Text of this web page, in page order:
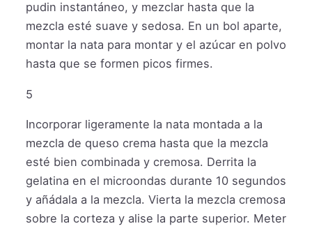
pudin instantáneo, y mezclar hasta que la
mezcla esté suave y sedosa. En un bol aparte,
montar la nata para montar y el azúcar en polvo
hasta que se formen picos firmes.
5
Incorporar ligeramente la nata montada a la
mezcla de queso crema hasta que la mezcla
esté bien combinada y cremosa. Derrita la
gelatina en el microondas durante 10 segundos
y añádala a la mezcla. Vierta la mezcla cremosa
sobre la corteza y alise la parte superior. Meter